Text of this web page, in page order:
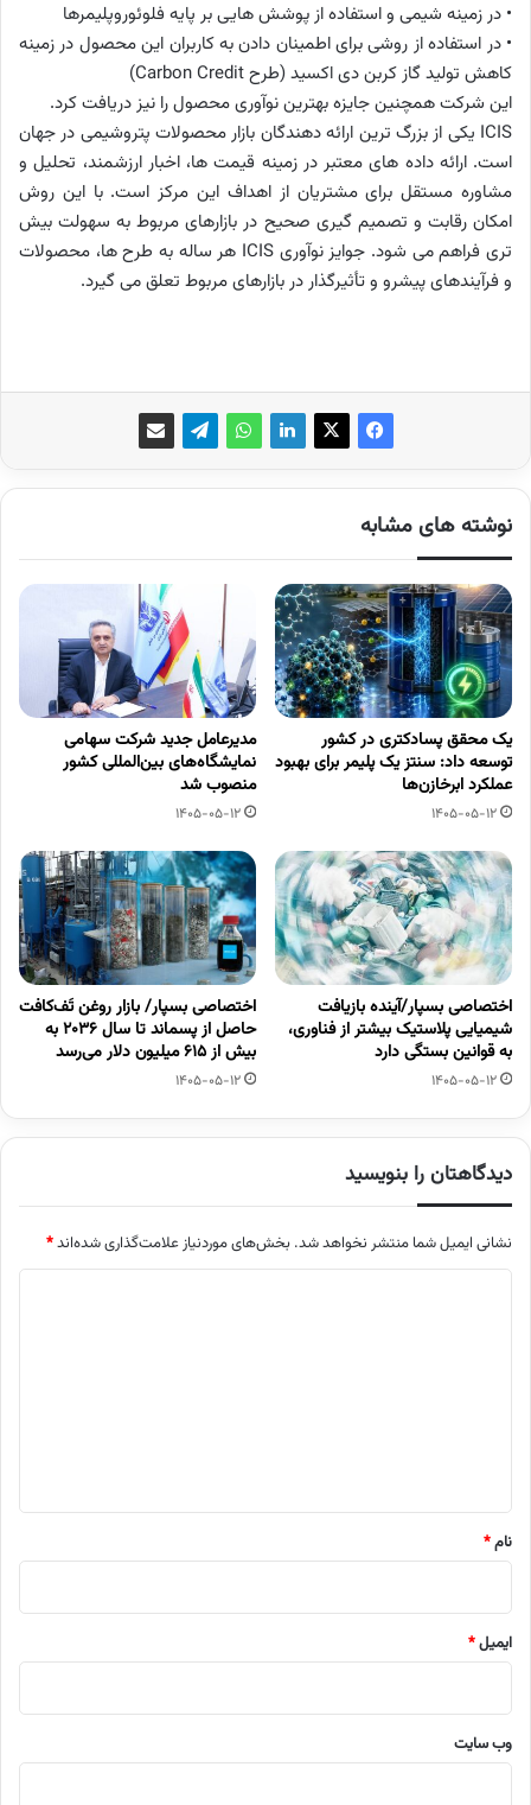
• در زمینه شیمی و استفاده از پوشش هایی بر پایه فلوئوروپلیمرها
• در استفاده از روشی برای اطمینان دادن به کاربران این محصول در زمینه
کاهش تولید گاز کربن دی اکسید (طرح Carbon Credit)
این شرکت همچنین جایزه بهترین نوآوری محصول را نیز دریافت کرد.
ICIS یکی از بزرگ ترین ارائه دهندگان بازار محصولات پتروشیمی در جهان
است. ارائه داده های معتبر در زمینه قیمت ها، اخبار ارزشمند، تحلیل و
مشاوره مستقل برای مشتریان از اهداف این مرکز است. با این روش
امکان رقابت و تصمیم گیری صحیح در بازارهای مربوط به سهولت بیش
تری فراهم می شود. جوایز نوآوری ICIS هر ساله به طرح ها، محصولات
و فرآیندهای پیشرو و تأثیرگذار در بازارهای مربوط تعلق می گیرد.
نوشته های مشابه
یک محقق پسادکتری در کشور
توسعه داد: سنتز یک پلیمر برای بهبود
عملکرد ابرخازن‌ها
1405-05-12
مدیرعامل جدید شرکت سهامی
نمایشگاه‌های بین‌المللی کشور
منصوب شد
1405-05-12
اختصاصی بسپار/آینده بازیافت
شیمیایی پلاستیک بیشتر از فناوری،
به قوانین بستگی دارد
1405-05-12
اختصاصی بسپار/ بازار روغن تَف‌کافت
حاصل از پسماند تا سال ۲۰۳۶ به
بیش از ۶۱۵ میلیون دلار می‌رسد
1405-05-12
دیدگاهتان را بنویسید
نشانی ایمیل شما منتشر نخواهد شد. بخش‌های موردنیاز علامت‌گذاری شده‌اند*
نام*
ایمیل*
وب‌ سایت